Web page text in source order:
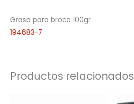
Grasa para broca 100gr
194683-7
Productos relacionados